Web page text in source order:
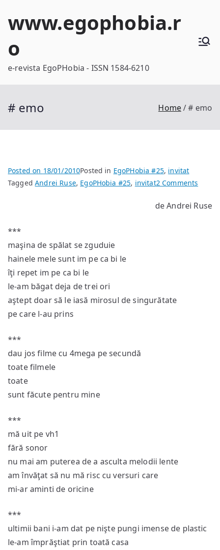
www.egophobia.r
o
e-revista EgoPHobia - ISSN 1584-6210
# emo Home # emo
Posted on 18/01/2010Posted in EgoPHobia #25, invitat
TaggedAndrei Ruse, EgoPHobia #25, invitat2 Comments
emo
de Andrei Ruse
***
maşina de spălat se zguduie
hainele mele sunt im pe ca bi le
îţi repet im pe ca bi le
le-am băgat deja de trei ori
aştept doar să le iasă mirosul de singurătate
pe care l-au prins
***
dau jos filme cu 4mega pe secundă
toate filmele
toate
sunt făcute pentru mine
***
mă uit pe vh1
fără sonor
nu mai am puterea de a asculta melodii lente
am învăţat să nu mă risc cu versuri care
mi-ar aminti de oricine
***
ultimii bani i-am dat pe nişte pungi imense de plastic
le-am împrăştiat prin toată casa